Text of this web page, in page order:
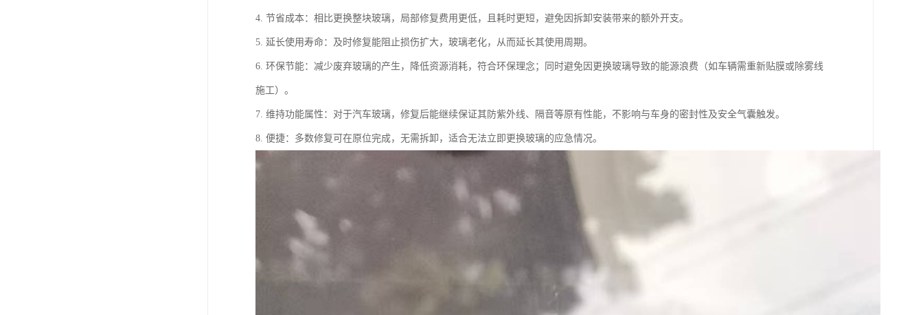
4. 节省成本：相比更换整块玻璃，局部修复费用更低，且耗时更短，避免因拆卸安装带来的额外开支。
5. 延长使用寿命：及时修复能阻止损伤扩大，玻璃老化，从而延长其使用周期。
6. 环保节能：减少废弃玻璃的产生，降低资源消耗，符合环保理念；同时避免因更换玻璃导致的能源浪费（如车辆需重新贴膜或除雾线
施工）。
7. 维持功能属性：对于汽车玻璃，修复后能继续保证其防紫外线、隔音等原有性能，不影响与车身的密封性及安全气囊触发。
8. 便捷：多数修复可在原位完成，无需拆卸，适合无法立即更换玻璃的应急情况。